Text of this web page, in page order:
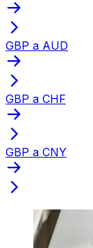
GBP a AUD
GBP a CHF
GBP a CNY